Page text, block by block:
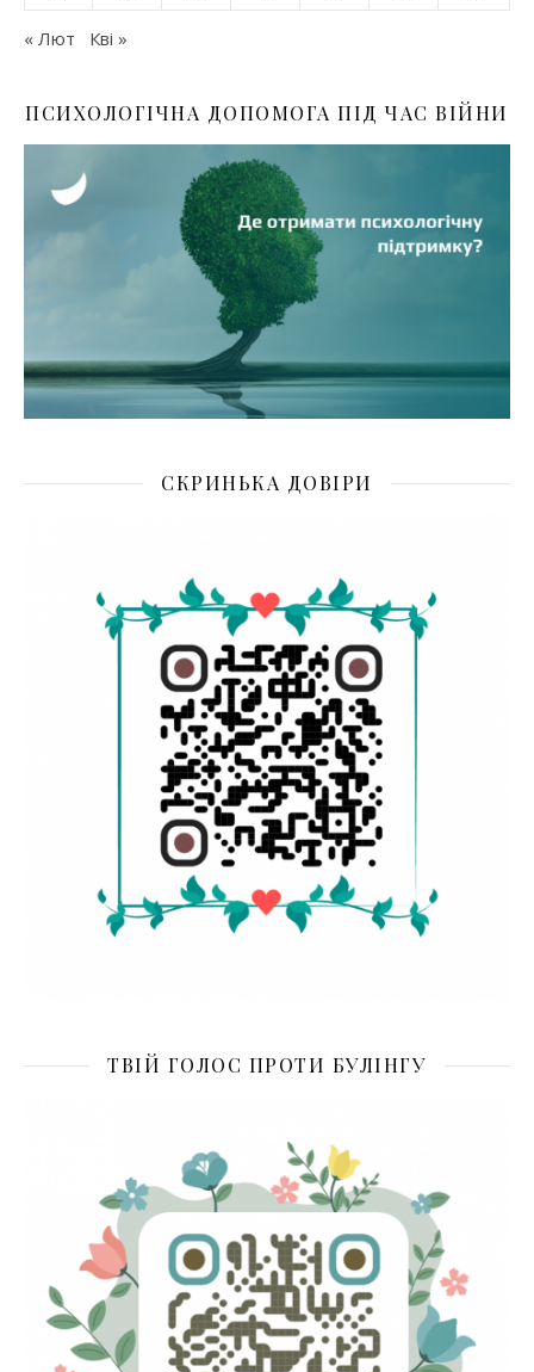
« Лют Кві »
ПСИХОЛОГІЧНА ДОПОМОГА ПІД ЧАС ВІЙНИ
СКРИНЬКА ДОВІРИ
ТВІЙ ГОЛОС ПРОТИ БУЛІНГУ